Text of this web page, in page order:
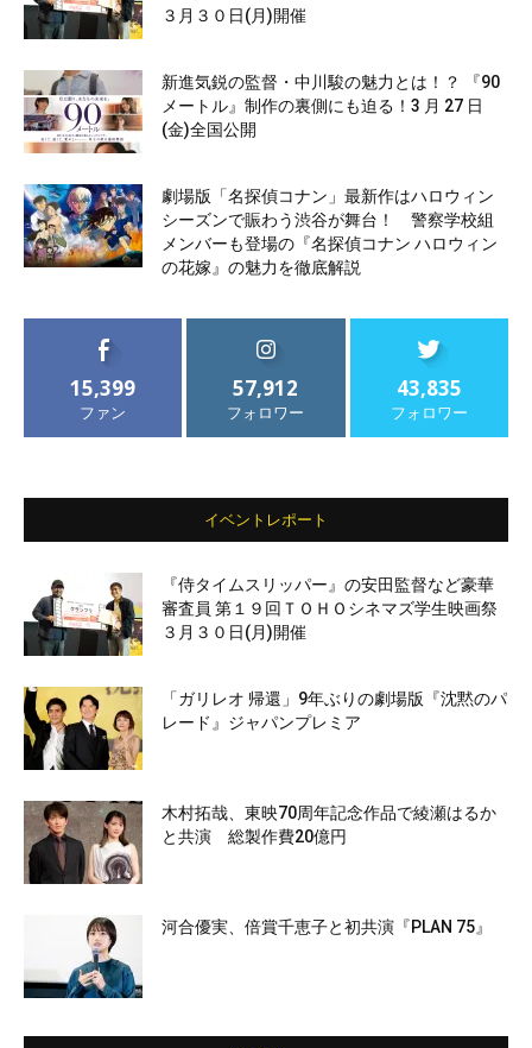
３月３０日(月)開催
新進気鋭の監督・中川駿の魅力とは！？ 『90
メートル』制作の裏側にも迫る！3 月 27 日
(金)全国公開
劇場版「名探偵コナン」最新作はハロウィン
シーズンで賑わう渋谷が舞台！ 警察学校組
メンバーも登場の『名探偵コナン ハロウィン
の花嫁』の魅力を徹底解説
15,399
ファン
57,912
フォロワー
43,835
フォロワー
イベントレポート
『侍タイムスリッパー』の安田監督など豪華
審査員 第１９回ＴＯＨＯシネマズ学生映画祭
３月３０日(月)開催
「ガリレオ 帰還」9年ぶりの劇場版『沈黙のパ
レード』ジャパンプレミア
木村拓哉、東映70周年記念作品で綾瀬はるか
と共演 総製作費20億円
河合優実、倍賞千恵子と初共演『PLAN 75』